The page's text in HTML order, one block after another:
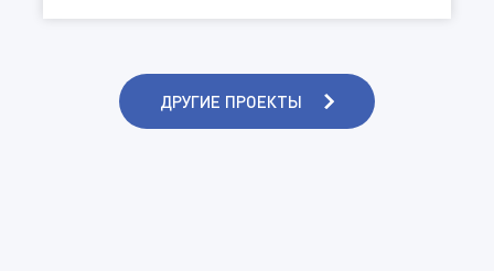
Расстояние смыкания:
ОБРАБОТКИ ПЕРСОНАЛЬНЫХ ДАННЫХ
И РЕКЛАМНЫХ РАССЫЛОК
ДРУГИЕ ПРОЕКТЫ